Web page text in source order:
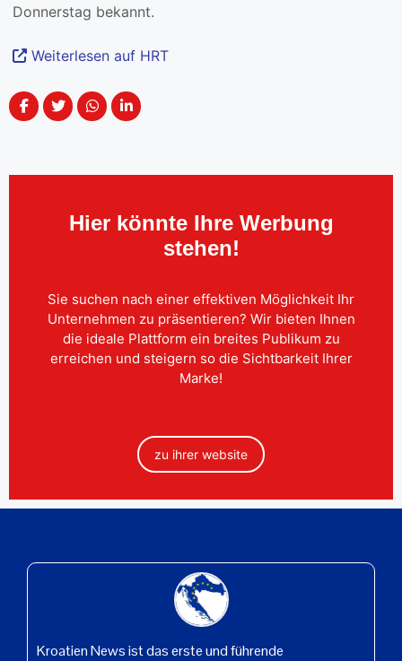
Donnerstag bekannt.
Weiterlesen auf HRT
Hier könnte Ihre Werbung
stehen!
Sie suchen nach einer effektiven Möglichkeit Ihr
Unternehmen zu präsentieren? Wir bieten Ihnen
die ideale Plattform ein breites Publikum zu
erreichen und steigern so die Sichtbarkeit Ihrer
Marke!
zu ihrer website
Kroatien News ist das erste und führende